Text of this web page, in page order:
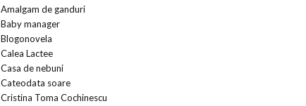
Amalgam de ganduri
Baby manager
Blogonovela
Calea Lactee
Casa de nebuni
Cateodata soare
Cristina Toma Cochinescu